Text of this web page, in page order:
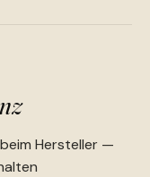
Hersteller —